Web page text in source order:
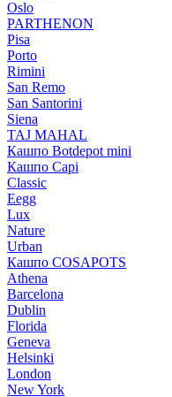
Oslo
PARTHENON
Pisa
Porto
Rimini
San Remo
San Santorini
Siena
TAJ MAHAL
Кашпо Botdepot mini
Кашпо Capi
Classic
Eegg
Lux
Nature
Urban
Кашпо COSAPOTS
Athena
Barcelona
Dublin
Florida
Geneva
Helsinki
London
New York